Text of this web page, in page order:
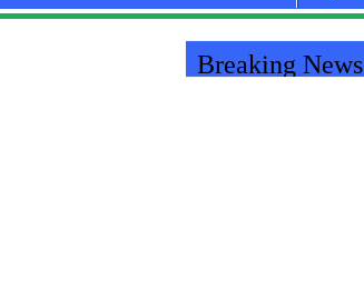
Breaking News